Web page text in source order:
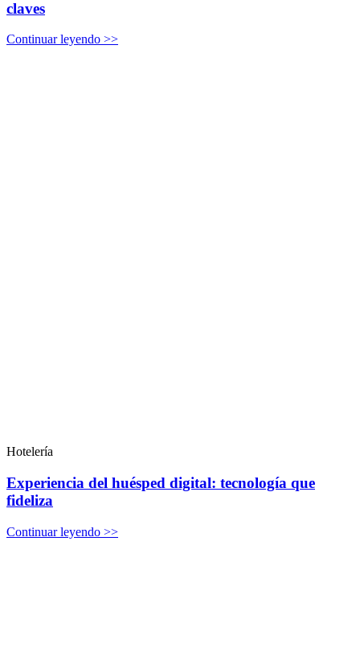
claves
Continuar leyendo >>
Hotelería
Experiencia del huésped digital: tecnología que
fideliza
Continuar leyendo >>